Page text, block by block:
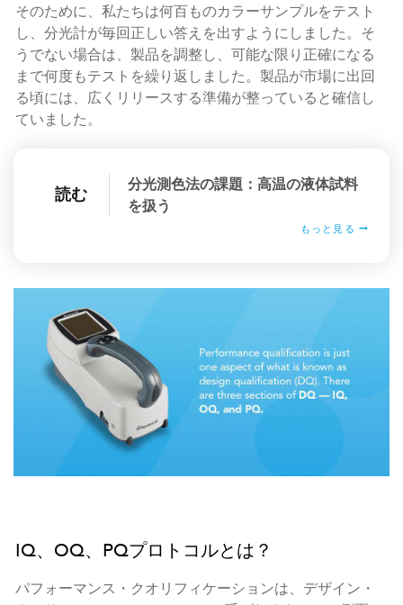
そのために、私たちは何百ものカラーサンプルをテスト
し、分光計が毎回正しい答えを出すようにしました。そ
うでない場合は、製品を調整し、可能な限り正確になる
まで何度もテストを繰り返しました。製品が市場に出回
る頃には、広くリリースする準備が整っていると確信し
ていました。
読む
分光測色法の課題：高温の液体試料
を扱う
もっと見る
IQ、OQ、PQプロトコルとは？
パフォーマンス・クオリフィケーションは、デザイン・